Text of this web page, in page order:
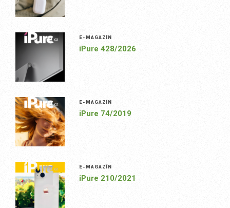
E-MAGAZÍN
iPure 428/2026
E-MAGAZÍN
iPure 74/2019
E-MAGAZÍN
iPure 210/2021